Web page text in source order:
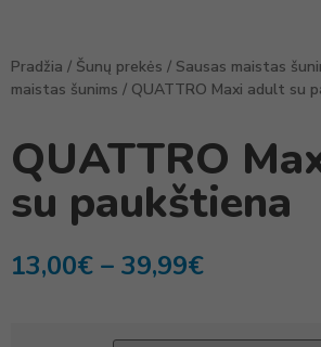
Pradžia / Šunų prekės / Sausas maistas
maistas šunims / QUATTRO Maxi adult su
QUATTRO
su paukštiena
13,00€ – 39,99€